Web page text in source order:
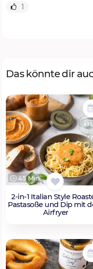
1
Das könnte dir
45 Min.
2-in-1 Italian Style
Pastasoße und Dip mit
Airfryer